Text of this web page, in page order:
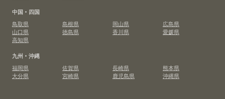
中国・四国
鳥取県
島根県 岡山県
広島県
山口県
徳島県 香川県
愛媛県
高知県
九州・沖縄
福岡県
佐賀県 長崎県
熊本県
大分県
宮崎県 鹿児島県 沖縄県